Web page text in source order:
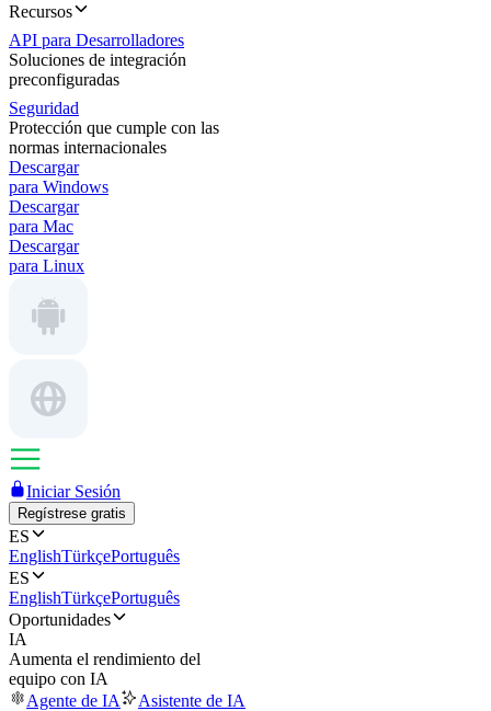
Recursos
API para Desarrolladores
Soluciones de integración
preconfiguradas
Seguridad
Protección que cumple con las
normas internacionales
Descargar
para Windows
Descargar
para Mac
Descargar
para Linux
Iniciar Sesión
Regístrese gratis
ES
EnglishTürkçePortuguês
ES
EnglishTürkçePortuguês
Oportunidades
IA
Aumenta el rendimiento del
equipo con IA
Agente de IA
Asistente de IA